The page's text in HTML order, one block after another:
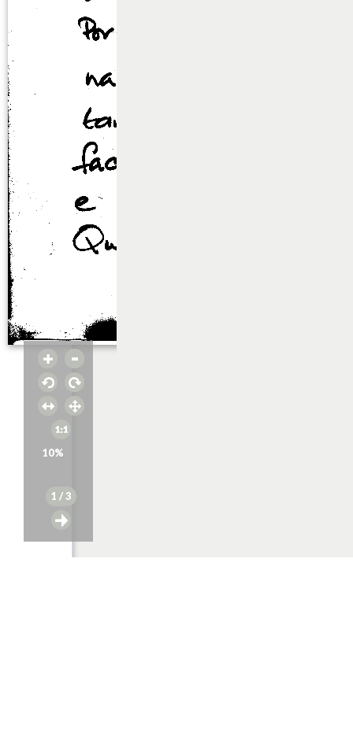
10%
1 / 3